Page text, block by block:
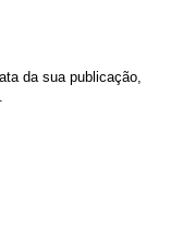
da sua publicação,